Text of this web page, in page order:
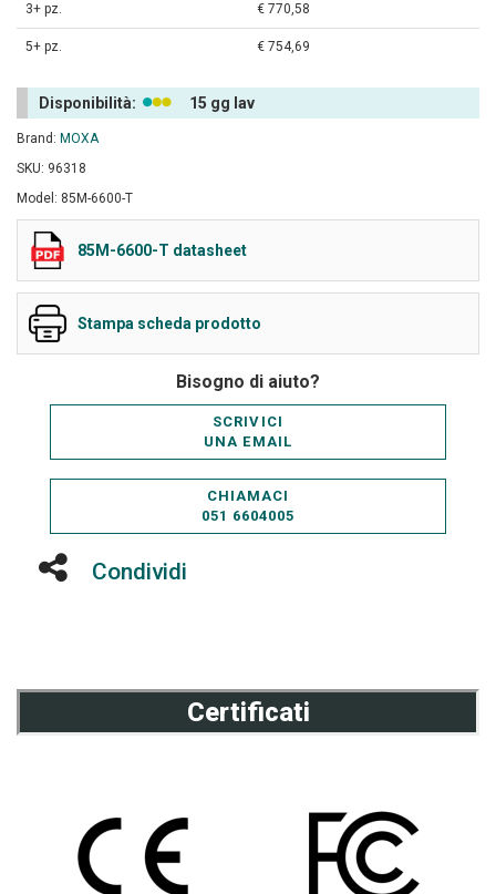
3+ pz. € 770,58
5+ pz. € 754,69
Disponibilità: 15 gg lav
Brand: MOXA
SKU: 96318
Model: 85M-6600-T
85M-6600-T datasheet
Stampa scheda prodotto
Bisogno di aiuto?
SCRIVICI
UNA EMAIL
CHIAMACI
051 6604005
Condividi
Certificati